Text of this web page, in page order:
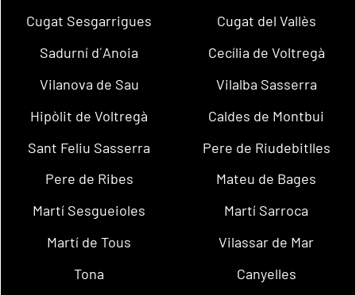
Cugat Sesgarrigues
Cugat del Vallès
Sadurní d´Anoia
Cecília de Voltregà
Vilanova de Sau
Vilalba Sasserra
Hipòlit de Voltregà
Caldes de Montbui
Sant Feliu Sasserra
Pere de Riudebitlles
Pere de Ribes
Mateu de Bages
Martí Sesgueioles
Martí Sarroca
Martí de Tous
Vilassar de Mar
Tona
Canyelles